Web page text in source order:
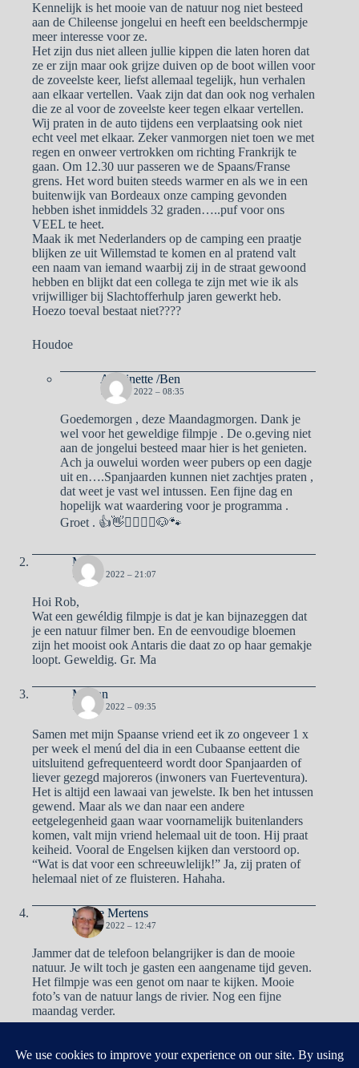
Kennelijk is het mooie van de natuur nog niet besteed
aan de Chileense jongelui en heeft een beeldschermpje
meer interesse voor ze.
Het zijn dus niet alleen jullie kippen die laten horen dat
ze er zijn maar ook grijze duiven op de boot willen voor
de zoveelste keer, liefst allemaal tegelijk, hun verhalen
aan elkaar vertellen. Vaak zijn dat dan ook nog verhalen
die ze al voor de zoveelste keer tegen elkaar vertellen.
Wij praten in de auto tijdens een verplaatsing ook niet
echt veel met elkaar. Zeker vanmorgen niet toen we met
regen en onweer vertrokken om richting Frankrijk te
gaan. Om 12.30 uur passeren we de Spaans/Franse
grens. Het word buiten steeds warmer en als we in een
buitenwijk van Bordeaux onze camping gevonden
hebben ishet inmiddels 32 graden…..puf voor ons
VEEL te heet.
Maak ik met Nederlanders op de camping een praatje
blijken ze uit Willemstad te komen en al pratend valt
een naam van iemand waarbij zij in de straat gewoond
hebben en blijkt dat een collega te zijn met wie ik als
vrijwilliger bij Slachtofferhulp jaren gewerkt heb.
Hoezo toeval bestaat niet????
Houdoe
Antoinette /Ben
13 JUNI 2022 – 08:35
Goedemorgen , deze Maandagmorgen. Dank je
wel voor het geweldige filmpje . De o.geving niet
aan de jongelui besteed maar hier is het genieten.
Ach ja ouwelui worden weer pubers op een dagje
uit en….Spanjaarden kunnen niet zachtjes praten ,
dat weet je vast wel intussen. Een fijne dag en
hopelijk wat waardering voor je programma .
Groet . 👍👋🙋‍♀️🙋‍♂️🐶🐾
Ma
12 JUNI 2022 – 21:07
Hoi Rob,
Wat een gewéldig filmpje is dat je kan bijnazeggen dat
je een natuur filmer ben. En de eenvoudige bloemen
zijn het mooist ook Antaris die daat zo op haar gemakje
loopt. Geweldig. Gr. Ma
Marian
13 JUNI 2022 – 09:35
Samen met mijn Spaanse vriend eet ik zo ongeveer 1 x
per week el menú del dia in een Cubaanse eettent die
uitsluitend gefrequenteerd wordt door Spanjaarden of
liever gezegd majoreros (inwoners van Fuerteventura).
Het is altijd een lawaai van jewelste. Ik ben het intussen
gewend. Maar als we dan naar een andere
eetgelegenheid gaan waar voornamelijk buitenlanders
komen, valt mijn vriend helemaal uit de toon. Hij praat
keiheid. Vooral de Engelsen kijken dan verstoord op.
“Wat is dat voor een schreeuwlelijk!” Ja, zij praten of
helemaal niet of ze fluisteren. Hahaha.
Mieke Mertens
13 JUNI 2022 – 12:47
Jammer dat de telefoon belangrijker is dan de mooie
natuur. Je wilt toch je gasten een aangename tijd geven.
Het filmpje was een genot om naar te kijken. Mooie
foto’s van de natuur langs de rivier. Nog een fijne
maandag verder.